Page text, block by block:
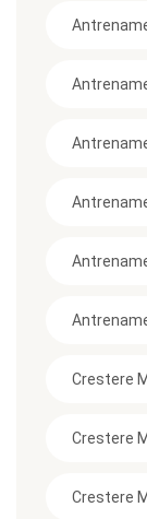
Crestere
Crestere
Crestere